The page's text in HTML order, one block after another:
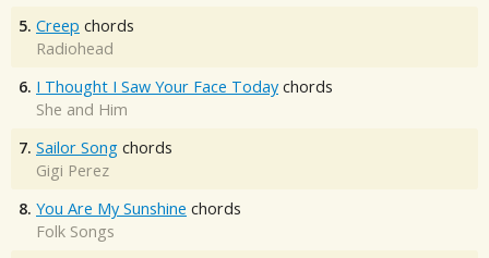
5. Creep chords
Radiohead
6. I Thought I Saw Your Face Today chords
She and Him
7. Sailor Song chords
Gigi Perez
8. You Are My Sunshine chords
Folk Songs